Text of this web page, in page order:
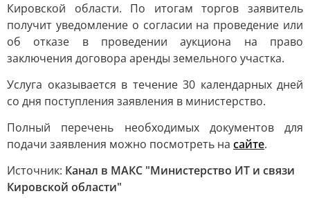
Кировской области. По итогам торгов заявитель
получит уведомление о согласии на проведение или
об отказе в проведении аукциона на право
заключения договора аренды земельного участка.
Услуга оказывается в течение 30 календарных дней
со дня поступления заявления в министерство.
Полный перечень необходимых документов для
подачи заявления можно посмотреть на сайте.
Источник: Канал в МАКС "Министерство ИТ и связи
Кировской области"